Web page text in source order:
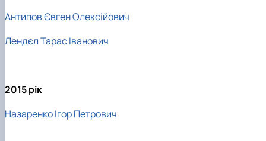
Антипов Євген Олексійович
Лендєл Тарас Іванович
2015 рік
Назаренко Ігор Петрович